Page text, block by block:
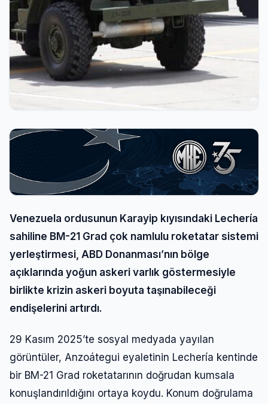
Venezuela ordusunun Karayip kıyısındaki Lechería
sahiline BM-21 Grad çok namlulu roketatar sistemi
yerleştirmesi, ABD Donanması’nın bölge
açıklarında yoğun askeri varlık göstermesiyle
birlikte krizin askeri boyuta taşınabileceği
endişelerini artırdı.
29 Kasım 2025’te sosyal medyada yayılan
görüntüler, Anzoátegui eyaletinin Lechería kentinde
bir BM-21 Grad roketatarının doğrudan kumsala
konuşlandırıldığını ortaya koydu. Konum doğrulama